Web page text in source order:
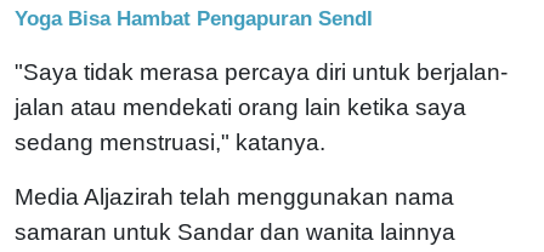
Yoga Bisa Hambat Pengapuran SendI
"Saya tidak merasa percaya diri untuk berjalan-
jalan atau mendekati orang lain ketika saya
sedang menstruasi," katanya.
Media Aljazirah telah menggunakan nama
samaran untuk Sandar dan wanita lainnya